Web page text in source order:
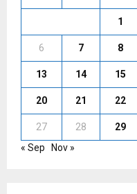
1
6 7 8
13 14 15
20 21 22
27 28 29
« Sep
Nov »